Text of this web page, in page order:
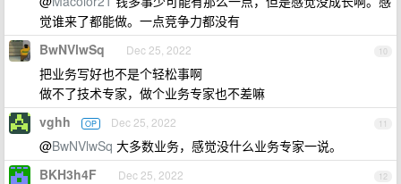
觉谁来了都能做。一点竞争力都没有
10
BwNVlwSq Dec 25, 2022
把业务写好也不是个轻松事啊
做不了技术专家，做个业务专家也不差嘛
11
vghh OP Dec 25, 2022
@BwNVlwSq 大多数业务，感觉没什么业务专家一说。
12
BKH3h4F Dec 25, 2022